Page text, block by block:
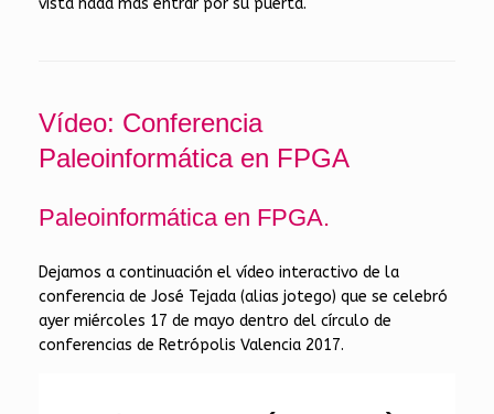
Vídeo: Conferencia
Paleoinformática en FPGA
Paleoinformática en FPGA.
Dejamos a continuación el vídeo interactivo de la
conferencia de José Tejada (alias jotego) que se celebró
ayer miércoles 17 de mayo dentro del círculo de
conferencias de Retrópolis Valencia 2017.